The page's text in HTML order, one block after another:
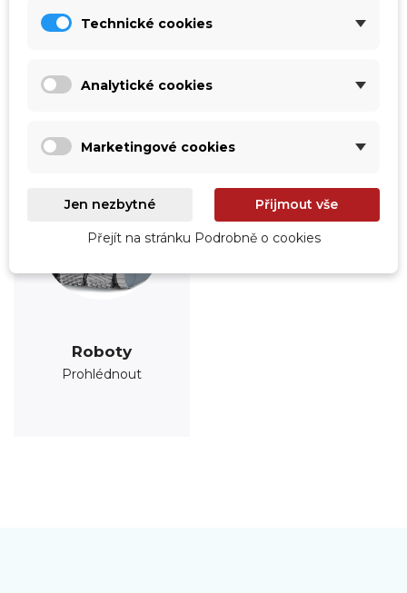
Úprava vody
Prohlédnout
Roboty
Prohlédnout
Technické cookies
Analytické cookies
Marketingové cookies
Jen nezbytné Přijmout vše
Přejít na stránku Podrobně o cookies